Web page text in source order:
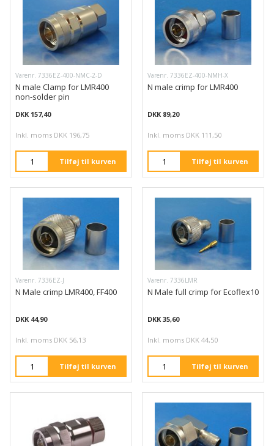
Varenr. 7336EZ-400-NMC-2-D
N male Clamp for LMR400
non-solder pin
DKK 157,40
Inkl. moms DKK 196,75
Tilføj til kurven
Varenr. 7336EZ-400-NMH-X
N male crimp for LMR400
DKK 89,20
Inkl. moms DKK 111,50
Tilføj til kurven
Varenr. 7336EZ-J
N Male crimp LMR400, FF400
DKK 44,90
Inkl. moms DKK 56,13
Tilføj til kurven
Varenr. 7336LMR
N Male full crimp for Ecoflex10
DKK 35,60
Inkl. moms DKK 44,50
Tilføj til kurven